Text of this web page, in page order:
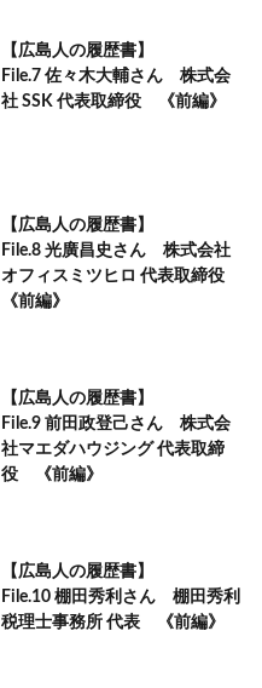
【広島人の履歴書】
File.7 佐々木大輔さん 株式会
社 SSK 代表取締役 《前編》
【広島人の履歴書】
File.8 光廣昌史さん 株式会社
オフィスミツヒロ 代表取締役
《前編》
【広島人の履歴書】
File.9 前田政登己さん 株式会
社マエダハウジング 代表取締
役 《前編》
【広島人の履歴書】
File.10 棚田秀利さん 棚田秀利
税理士事務所 代表 《前編》